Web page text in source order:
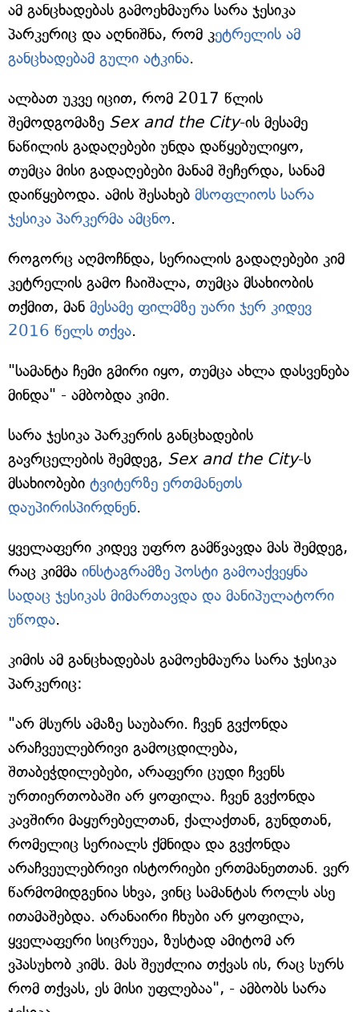
ამ განცხადებას გამოეხმაურა სარა ჯესიკა
პარკერიც და აღნიშნა, რომ კეტრელის ამ
განცხადებამ გული ატკინა.
ალბათ უკვე იცით, რომ 2017 წლის
შემოდგომაზე Sex and the City-ის მესამე
ნაწილის გადაღებები უნდა დაწყებულიყო,
თუმცა მისი გადაღებები მანამ შეჩერდა, სანამ
დაიწყებოდა. ამის შესახებ მსოფლიოს სარა
ჯესიკა პარკერმა ამცნო.
როგორც აღმოჩნდა, სერიალის გადაღებები კიმ
კეტრელის გამო ჩაიშალა, თუმცა მსახიობის
თქმით, მან მესამე ფილმზე უარი ჯერ კიდევ
2016 წელს თქვა.
"სამანტა ჩემი გმირი იყო, თუმცა ახლა დასვენება
მინდა" - ამბობდა კიმი.
სარა ჯესიკა პარკერის განცხადების
გავრცელების შემდეგ, Sex and the City-ს
მსახიობები ტვიტერზე ერთმანეთს
დაუპირისპირდნენ.
ყველაფერი კიდევ უფრო გამწვავდა მას შემდეგ,
რაც კიმმა ინსტაგრამზე პოსტი გამოაქვეყნა
სადაც ჯესიკას მიმართავდა და მანიპულატორი
უწოდა.
კიმის ამ განცხადებას გამოეხმაურა სარა ჯესიკა
პარკერიც:
"არ მსურს ამაზე საუბარი. ჩვენ გვქონდა
არაჩვეულებრივი გამოცდილება,
შთაბეჭდილებები, არაფერი ცუდი ჩვენს
ურთიერთობაში არ ყოფილა. ჩვენ გვქონდა
კავშირი მაყურებელთან, ქალაქთან, გუნდთან,
რომელიც სერიალს ქმნიდა და გვქონდა
არაჩვეულებრივი ისტორიები ერთმანეთთან. ვერ
წარმომიდგენია სხვა, ვინც სამანტას როლს ასე
ითამაშებდა. არანაირი ჩხუბი არ ყოფილა,
ყველაფერი სიცრუეა, ზუსტად ამიტომ არ
ვპასუხობ კიმს. მას შეუძლია თქვას ის, რაც სურს
რომ თქვას, ეს მისი უფლებაა", - ამბობს სარა